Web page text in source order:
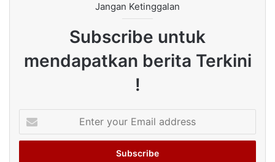
Jangan Ketinggalan
Subscribe untuk
mendapatkan berita Terkini
!
your
Email